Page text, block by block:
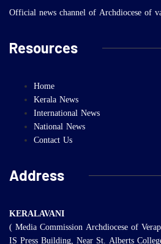
Official news channel of Archdiocese of
Resources
Home
Kerala News
International News
National News
Contact Us
Address
KERALAVANI
( Media Commission Archdiocese of